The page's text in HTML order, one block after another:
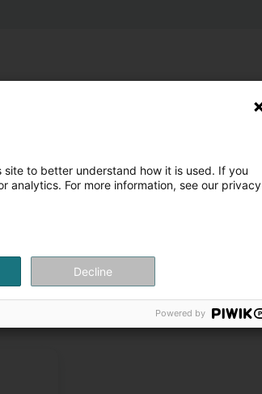
to better understand how it is used. If you
analytics. For more information, see our privacy
Decline
Powered by